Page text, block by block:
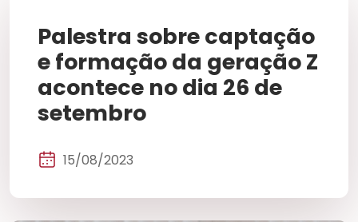
Palestra sobre captação
e formação da geração Z
acontece no dia 26 de
setembro
15/08/2023